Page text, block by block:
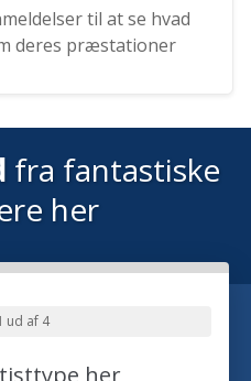
til at se hvad
deres præstationer
fra fantastiske
her
ud af 4